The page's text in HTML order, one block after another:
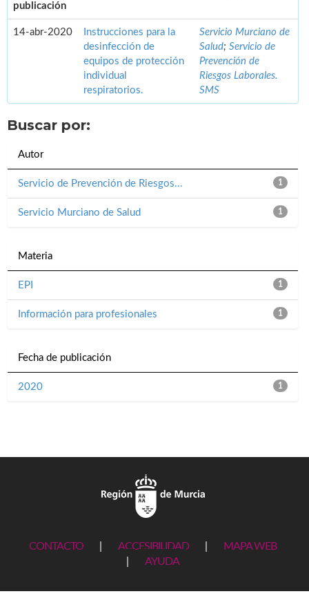
publicación
14-abr-2020
Instrucciones para la
desinfección de
equipos de protección
individual
respiratorios.
Servicio Murciano de
Salud; Servicio de
Prevención de
Riesgos Laborales.
SMS
Buscar por:
Autor
1
Servicio de Prevención de Riesgos...
1
Servicio Murciano de Salud
Materia
1
EPI
1
Información para profesionales
Fecha de publicación
1
2020
CONTACTO ACCESIBILIDAD
MAPA WEB
AYUDA